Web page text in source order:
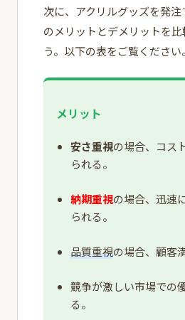
次に、アクリルグッズを発
のメリットとデメリットを
う。以下の表をご覧ください。
メリット
安さ重視の場合、コス
られる。
納期重視の場合、迅速
られる。
品質重視の場合、顧客
競争が激しい市場での
る。